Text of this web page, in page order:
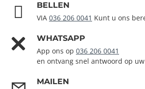
BELLEN
VIA 036 206 0041 Kunt u ons
WHATSAPP
App ons op 036 206 0041
en ontvang snel antwoord op
MAILEN